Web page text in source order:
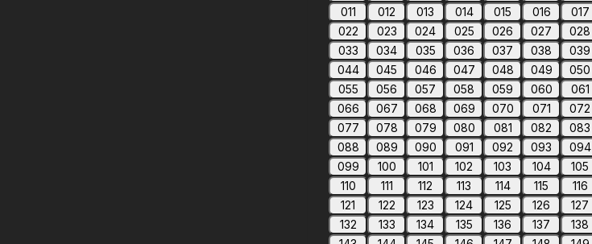
011
012 013 014 015 016 017
022
023 024 025 026 027 028
033
034 035 036 037 038 039
044
045 046 047 048 049 050
055
056 057 058 059 060 061
066
067 068 069 070 071 072
077
078 079 080 081 082 083
088
089 090 091 092 093 094
099
100 101 102 103 104 105
110
111 112 113 114 115 116
121
122 123 124 125 126 127
132
133 134 135 136 137 138